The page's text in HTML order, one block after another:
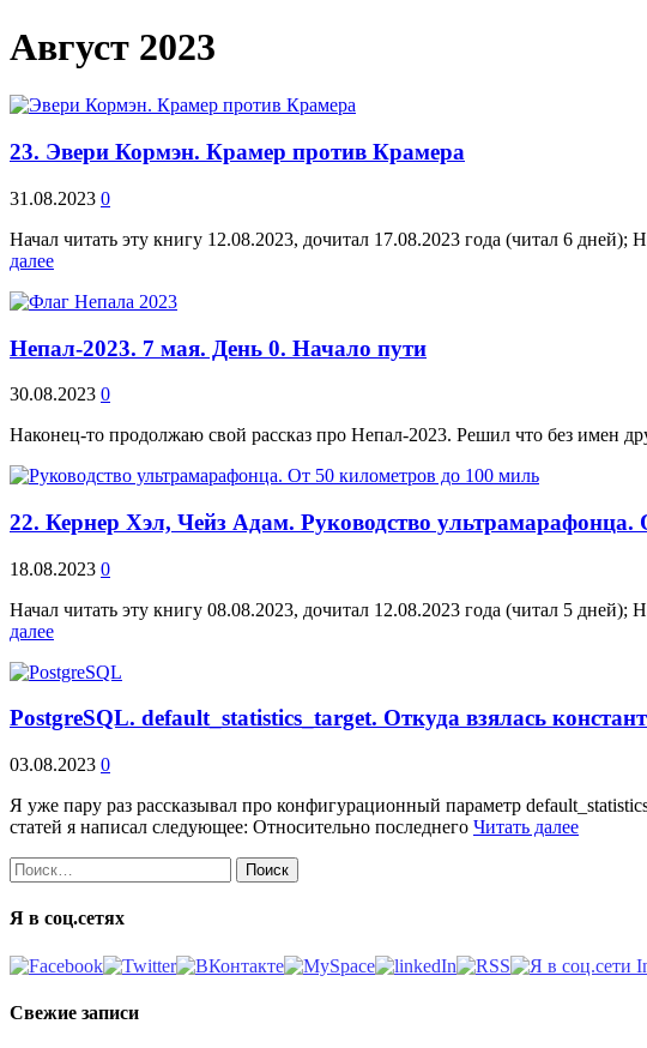
Август 2023
23. Эвери Кормэн. Крамер против Крамера
31.08.2023 0
Начал читать эту книгу 12.08.2023, дочитал 17.08.2023 года (читал 6
далее
Непал-2023. 7 мая. День 0. Начало пути
30.08.2023 0
Наконец-то продолжаю свой рассказ про Непал-2023. Решил что без имен
22. Кернер Хэл, Чейз Адам. Руководство
18.08.2023 0
Начал читать эту книгу 08.08.2023, дочитал 12.08.2023 года (читал 5
далее
PostgreSQL. default_statistics_target. Откуда взялась
03.08.2023 0
Я уже пару раз рассказывал про конфигурационный параметр
статей я написал следующее: Относительно последнего Читать далее
Найти:
Я в соц.сетях
Свежие записи